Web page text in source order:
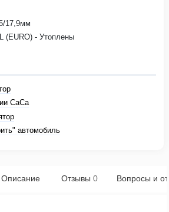
17,9мм
(EURO) - Утоплены
CaCa
автомобиль
Описание Отзывы 0 Вопросы и